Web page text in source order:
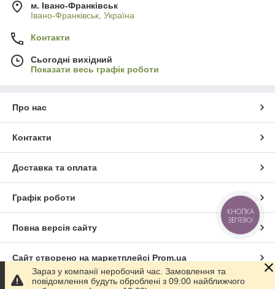
м. Івано-Франківськ
Івано-Франківськ, Україна
Контакти
Сьогодні вихідний
Показати весь графік роботи
Про нас
Контакти
Доставка та оплата
Графік роботи
Повна версія сайту
Сайт створено на маркетплейсі Prom.ua
Зараз у компанії неробочий час. Замовлення та
повідомлення будуть оброблені з 09:00 найближчого
КНОПКА
ЗВ'ЯЗКУ